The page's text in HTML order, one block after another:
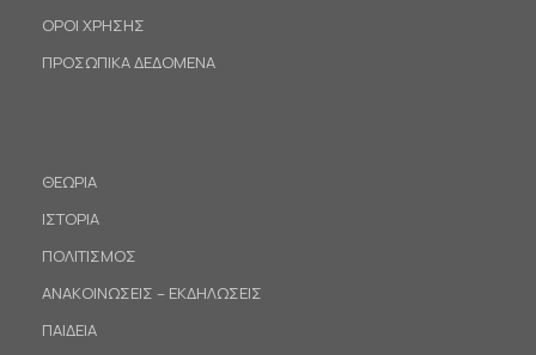
ΟΡΟΙ ΧΡΗΣΗΣ
ΠΡΟΣΩΠΙΚΑ ΔΕΔΟΜΕΝΑ
ΘΕΩΡΙΑ
ΙΣΤΟΡΙΑ
ΠΟΛΙΤΙΣΜΟΣ
ΑΝΑΚΟΙΝΩΣΕΙΣ – ΕΚΔΗΛΩΣΕΙΣ
ΠΑΙΔΕΙΑ